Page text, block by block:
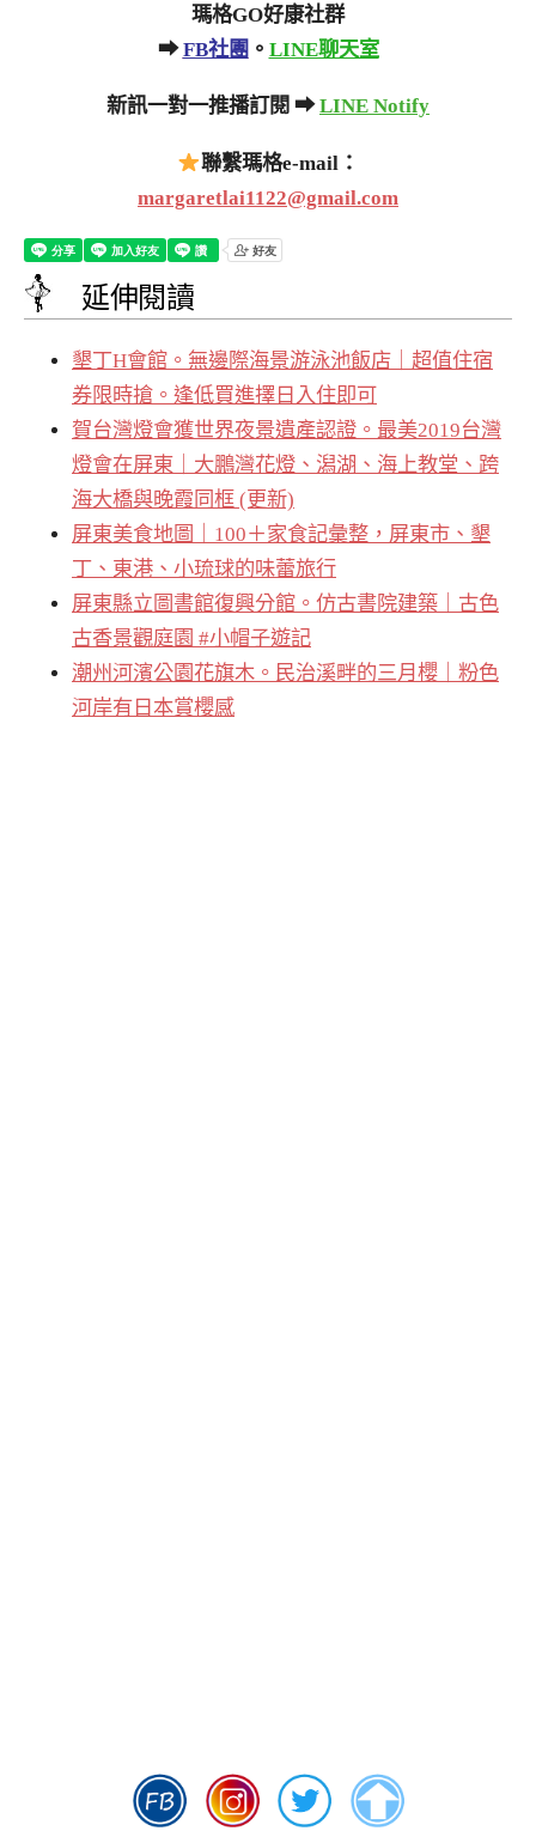
瑪格GO好康社群
➡FB社團 。 LINE聊天室
新訊一對一推播訂閱 ➡LINE Notify
聯繫瑪格e-mail：
margaretlai1122@gmail.com
延伸閱讀
墾丁H會館。無邊際海景游泳池飯店｜超值住宿
券限時搶。逢低買進擇日入住即可
賀台灣燈會獲世界夜景遺產認證。最美2019台灣
燈會在屏東｜大鵬灣花燈、潟湖、海上教堂、跨
海大橋與晚霞同框 (更新)
屏東美食地圖｜100＋家食記彙整，屏東市、墾
丁、東港、小琉球的味蕾旅行
屏東縣立圖書館復興分館。仿古書院建築｜古色
古香景觀庭園 #小帽子遊記
潮州河濱公園花旗木。民治溪畔的三月櫻｜粉色
河岸有日本賞櫻感